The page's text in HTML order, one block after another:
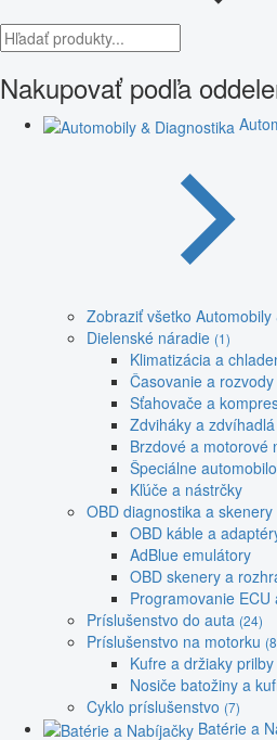
Nakupovať podľa
Zobraziť všetko Automobily
Dielenské náradie (1)
Klimatizácia a
Časovanie a rozvody
Sťahovače a
Zdviháky a zdvíhadlá
Brzdové a motorové
Špeciálne
Kľúče a nástrčky
OBD diagnostika a skenery
OBD káble a
AdBlue emulátory
OBD skenery a
Programovanie ECU
Príslušenstvo do auta (24)
Príslušenstvo na motorku
Kufre a držiaky prilby
Nosiče batožiny a
Cyklo príslušenstvo (7)
Batérie a